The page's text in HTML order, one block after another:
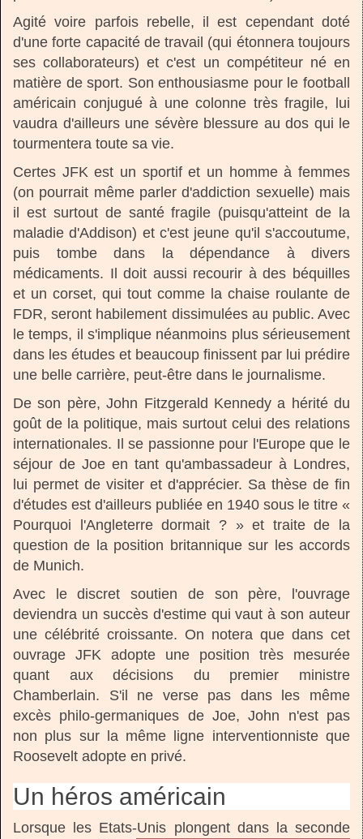
Agité voire parfois rebelle, il est cependant doté
d'une forte capacité de travail (qui étonnera toujours
ses collaborateurs) et c'est un compétiteur né en
matière de sport. Son enthousiasme pour le football
américain conjugué à une colonne très fragile, lui
vaudra d'ailleurs une sévère blessure au dos qui le
tourmentera toute sa vie.
Certes JFK est un sportif et un homme à femmes
(on pourrait même parler d'addiction sexuelle) mais
il est surtout de santé fragile (puisqu'atteint de la
maladie d'Addison) et c'est jeune qu'il s'accoutume,
puis tombe dans la dépendance à divers
médicaments. Il doit aussi recourir à des béquilles
et un corset, qui tout comme la chaise roulante de
FDR, seront habilement dissimulées au public. Avec
le temps, il s'implique néanmoins plus sérieusement
dans les études et beaucoup finissent par lui prédire
une belle carrière, peut-être dans le journalisme.
De son père, John Fitzgerald Kennedy a hérité du
goût de la politique, mais surtout celui des relations
internationales. Il se passionne pour l'Europe que le
séjour de Joe en tant qu'ambassadeur à Londres,
lui permet de visiter et d'apprécier. Sa thèse de fin
d'études est d'ailleurs publiée en 1940 sous le titre «
Pourquoi l'Angleterre dormait ? » et traite de la
question de la position britannique sur les accords
de Munich.
Avec le discret soutien de son père, l'ouvrage
deviendra un succès d'estime qui vaut à son auteur
une célébrité croissante. On notera que dans cet
ouvrage JFK adopte une position très mesurée
quant aux décisions du premier ministre
Chamberlain. S'il ne verse pas dans les même
excès philo-germaniques de Joe, John n'est pas
non plus sur la même ligne interventionniste que
Roosevelt adopte en privé.
Un héros américain
Lorsque les Etats-Unis plongent dans la seconde